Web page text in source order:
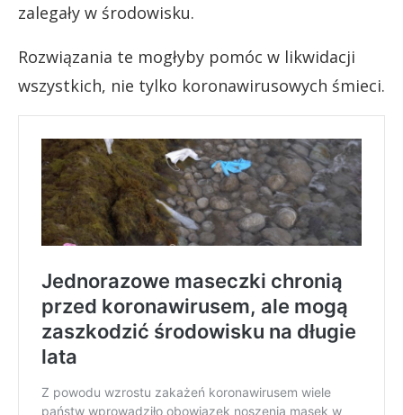
zalegały w środowisku.
Rozwiązania te mogłyby pomóc w likwidacji
wszystkich, nie tylko koronawirusowych śmieci.